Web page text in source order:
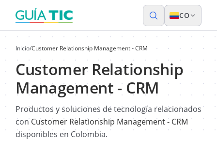
CO
Inicio/Customer Relationship Management - CRM
Customer Relationship
Management - CRM
Productos y soluciones de tecnología relacionados
conCustomer Relationship Management - CRM
disponibles en Colombia.